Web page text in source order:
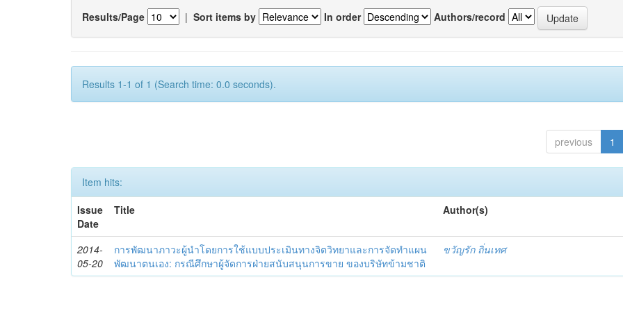
Results/Page | Sort items by In order Authors/record
Results 1-1 of 1 (Search time: 0.0 seconds).
previous 1
Item hits:
Issue
Date
Title Author(s)
2014-
05-20
การพัฒนาภาวะผู้นำโดยการใช้แบบประเมินทางจิตวิทยาและการจัดทำแผน
พัฒนาตนเอง: กรณีศึกษาผู้จัดการฝ่ายสนับสนุนการขาย ของบริษัทข้ามชาติ
ขวัญรัก ถิ่นเทศ